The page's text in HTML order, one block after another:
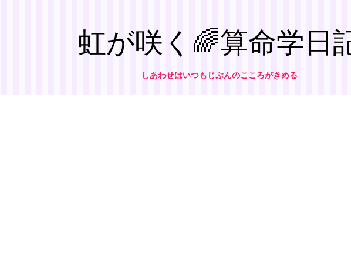
虹が咲く🌈算命学日
しあわせはいつもじぶんのこころがきめる